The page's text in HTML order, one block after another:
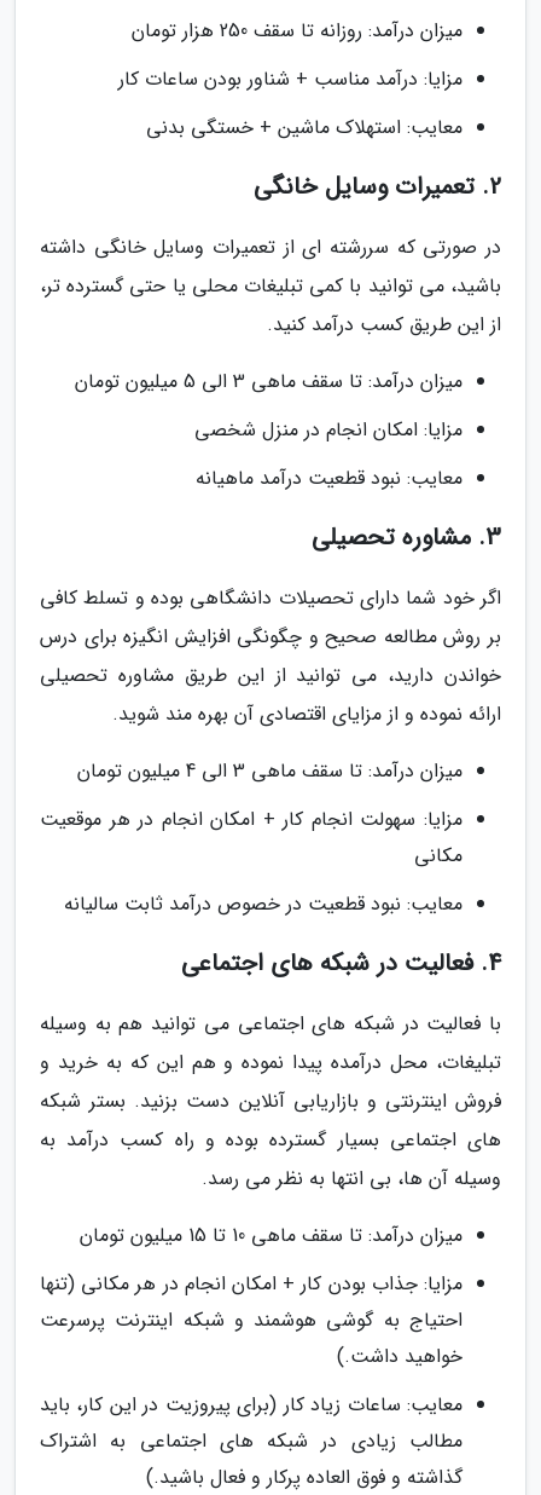
میزان درآمد: روزانه تا سقف 250 هزار تومان
مزایا: درآمد مناسب + شناور بودن ساعات کار
معایب: استهلاک ماشین + خستگی بدنی
2. تعمیرات وسایل خانگی
در صورتی که سررشته ای از تعمیرات وسایل خانگی داشته
باشید، می توانید با کمی تبلیغات محلی یا حتی گسترده تر،
از این طریق کسب درآمد کنید.
میزان درآمد: تا سقف ماهی 3 الی 5 میلیون تومان
مزایا: امکان انجام در منزل شخصی
معایب: نبود قطعیت درآمد ماهیانه
3. مشاوره تحصیلی
اگر خود شما دارای تحصیلات دانشگاهی بوده و تسلط کافی
بر روش مطالعه صحیح و چگونگی افزایش انگیزه برای درس
خواندن دارید، می توانید از این طریق مشاوره تحصیلی
ارائه نموده و از مزایای اقتصادی آن بهره مند شوید.
میزان درآمد: تا سقف ماهی 3 الی 4 میلیون تومان
مزایا: سهولت انجام کار + امکان انجام در هر موقعیت
مکانی
معایب: نبود قطعیت در خصوص درآمد ثابت سالیانه
4. فعالیت در شبکه های اجتماعی
با فعالیت در شبکه های اجتماعی می توانید هم به وسیله
تبلیغات، محل درآمده پیدا نموده و هم این که به خرید و
فروش اینترنتی و بازاریابی آنلاین دست بزنید. بستر شبکه
های اجتماعی بسیار گسترده بوده و راه کسب درآمد به
وسیله آن ها، بی انتها به نظر می رسد.
میزان درآمد: تا سقف ماهی 10 تا 15 میلیون تومان
مزایا: جذاب بودن کار + امکان انجام در هر مکانی (تنها
احتیاج به گوشی هوشمند و شبکه اینترنت پرسرعت
خواهید داشت.)
معایب: ساعات زیاد کار (برای پیروزیت در این کار، باید
مطالب زیادی در شبکه های اجتماعی به اشتراک
گذاشته و فوق العاده پرکار و فعال باشید.)